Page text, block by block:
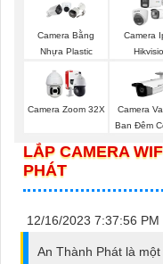
TRỌN
GÓI
SẢN
TƯ
Camera Bằng
Nhựa Plastic
Camera
Camera Zoom 32X
Camera
Ban Đêm
LẮP CAMERA
PHÁT
12/16/2023 7:37:56 PM
An Thành Phát là